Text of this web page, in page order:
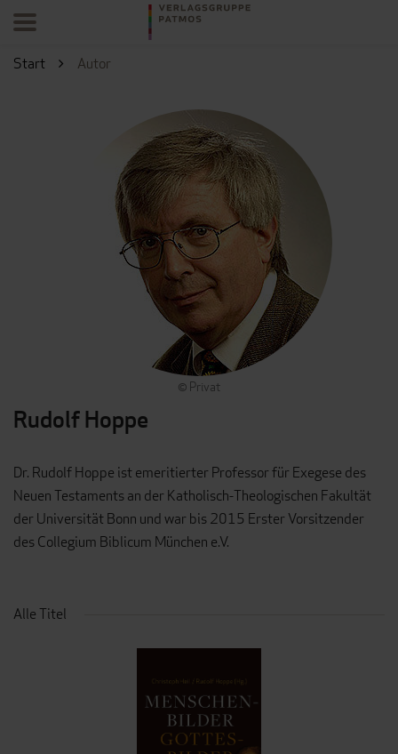
Start Autor
© Privat
Rudolf Hoppe
Dr. Rudolf Hoppe ist emeritierter Professor für Exegese des
Neuen Testaments an der Katholisch-Theologischen Fakultät
der Universität Bonn und war bis 2015 Erster Vorsitzender
des Collegium Biblicum München e.V.
Alle Titel